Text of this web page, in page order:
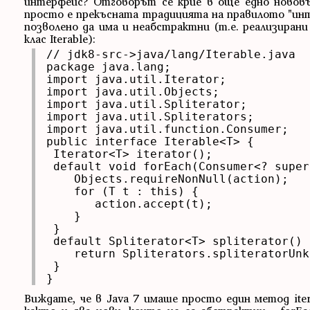
просто е прекъсната традицията на правилото
позволено да има и неабстрактни (т.е.
клас Iterable):
// jdk8-src->java/lang/Iterable.java
package java.lang;
import java.util.Iterator;
import java.util.Objects;
import java.util.Spliterator;
import java.util.Spliterators;
import java.util.function.Consumer;
public interface Iterable<T> {
Iterator<T> iterator();
default void forEach(Consumer<?
    Objects.requireNonNull(action);
    for (T t : this) {
       action.accept(t);
    }
}
default Spliterator<T> spliterator()
return
}
}
Виждате, че в Java 7 имаше просто един метод